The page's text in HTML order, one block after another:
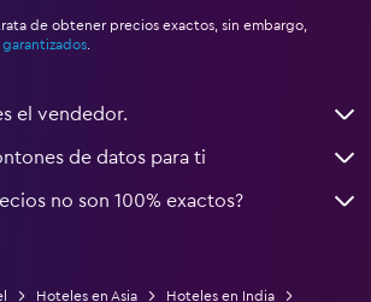
de obtener precios exactos, sin embargo,
garantizados
el vendedor.
de datos para ti
no son 100% exactos?
Hoteles en Asia
Hoteles en India